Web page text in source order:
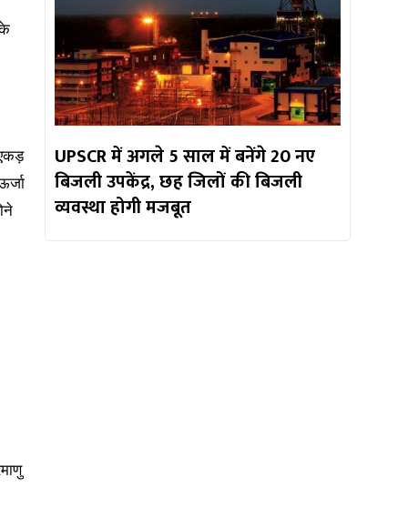
UPSCR में अगले 5 साल में बनेंगे 20 नए
बिजली उपकेंद्र, छह जिलों की बिजली
व्यवस्था होगी मजबूत